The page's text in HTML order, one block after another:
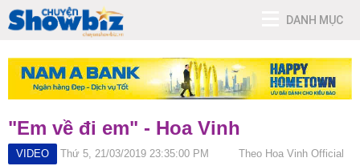
DANH MỤC
"Em về đi em" - Hoa Vinh
VIDEO Thứ 5, 21/03/2019 23:35:00 PM Theo Hoa Vinh Official